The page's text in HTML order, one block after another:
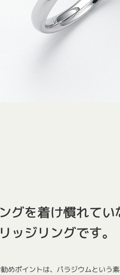
グを着け慣れて
ッジリングです。
めポイントは、パラジウムという